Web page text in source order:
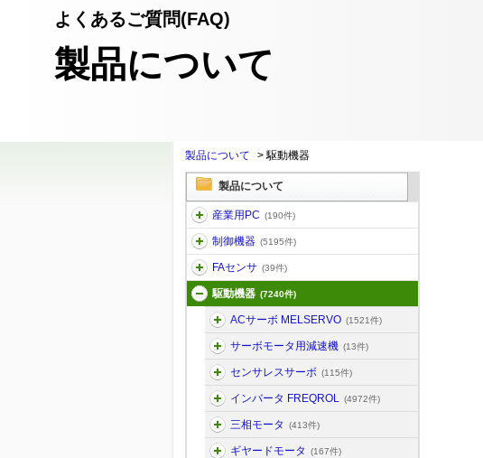
よくあるご質問(FAQ)
製品について
製品について >駆動機器
製品について
産業用PC (190件)
制御機器 (5195件)
FAセンサ (39件)
駆動機器 (7240件)
ACサーボ MELSERVO (1521件)
サーボモータ用減速機 (13件)
センサレスサーボ (115件)
インバータ FREQROL (4972件)
三相モータ (413件)
ギヤードモータ (167件)